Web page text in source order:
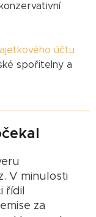
účtu
spořitelny a
V minulosti
řídil
za